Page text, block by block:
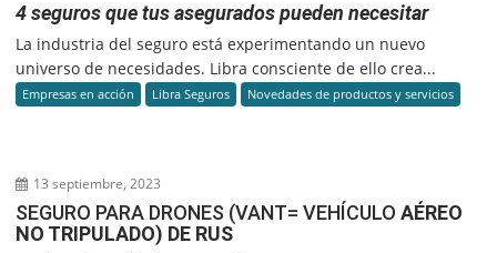
4 seguros que tus asegurados pueden necesitar
La industria del seguro está experimentando un nuevo
universo de necesidades. Libra consciente de ello crea...
Empresas en acción Libra Seguros Novedades de productos y servicios
13 septiembre, 2023
SEGURO PARA DRONES (VANT= VEHÍCULOAÉREO
NO TRIPULADO) DE RUS